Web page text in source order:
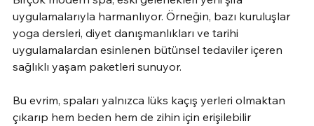
uygulamalarıyla harmanlıyor. Örneğin, bazı kuruluşlar
yoga dersleri, diyet danışmanlıkları ve tarihi
uygulamalardan esinlenen bütünsel tedaviler içeren
sağlıklı yaşam paketleri sunuyor.
Bu evrim, spaları yalnızca lüks kaçış yerleri olmaktan
çıkarıp hem beden hem de zihin için erişilebilir